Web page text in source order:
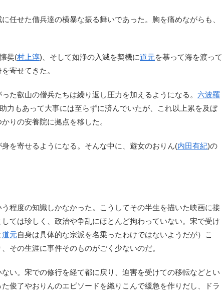
任せた僧兵達の横暴な振る舞いであった。胸を痛めながらも、
奘(村上淳)、そして如浄の入滅を契機に道元を慕って海を渡って
寄せてきた。
った叡山の僧兵たちは繰り返し圧力を加えるようになる。 六波羅
力もあって大事には至らずに済んでいたが、これ以上累を及ぼ
かりの安養院に拠点を移した。
を寄せるようになる。そんな中に、遊女のおりん(内田有紀)の
程度の知識しかなかった。こうしてその半生を描いた映画に接
ては珍しく、政治や争乱にほとんど拘わっていない。宋で受け
道元自身は具体的な宗派を名乗ったわけではないようだが）こ
その生涯に事件そのものがごく少ないのだ。
い。宋での修行を経て都に戻り、迫害を受けての移転などとい
俊了やおりんのエピソードを織りこんで緩急を作りだし、ドラ